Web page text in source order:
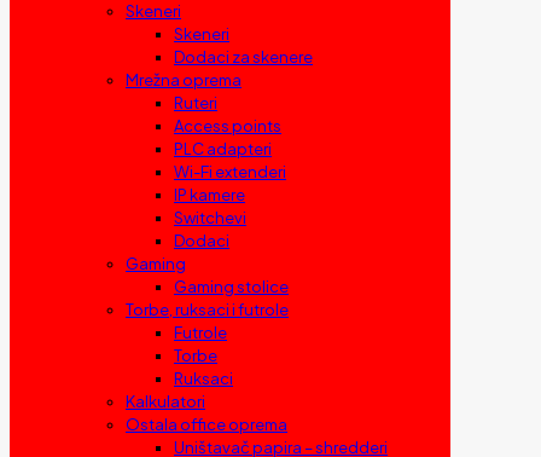
Skeneri
Skeneri
Dodaci za skenere
Mrežna oprema
Ruteri
Access points
PLC adapteri
Wi-Fi extenderi
IP kamere
Switchevi
Dodaci
Gaming
Gaming stolice
Torbe, ruksaci i futrole
Futrole
Torbe
Ruksaci
Kalkulatori
Ostala office oprema
Uništavač papira – shredderi